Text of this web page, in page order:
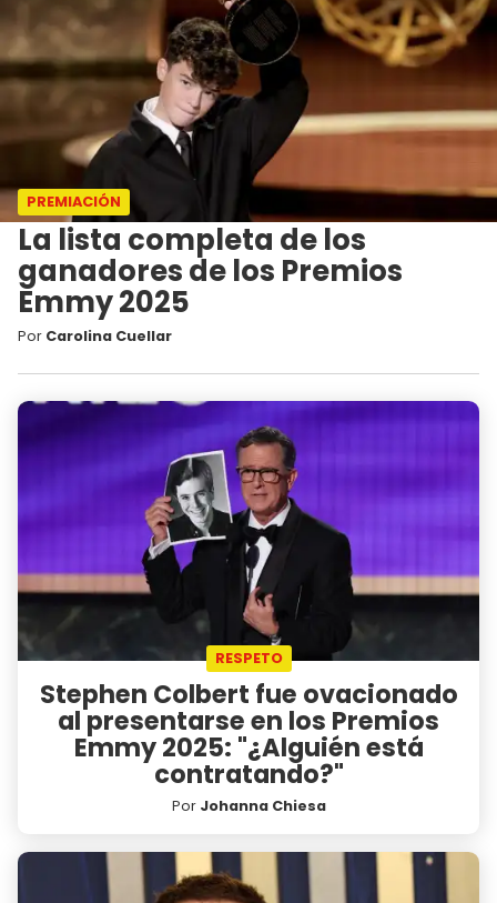
PREMIACIÓN
La lista completa de los
ganadores de los Premios
Emmy 2025
Por Carolina Cuellar
RESPETO
Stephen Colbert fue ovacionado
al presentarse en los Premios
Emmy 2025: "¿Alguién está
contratando?"
Por Johanna Chiesa